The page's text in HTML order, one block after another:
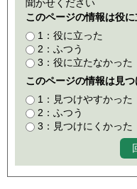
聞かせください
このページの情報は役
1：役に立った
2：ふつう
3：役に立たなかった
このページの情報は見
1：見つけやすかった
2：ふつう
3：見つけにくかった